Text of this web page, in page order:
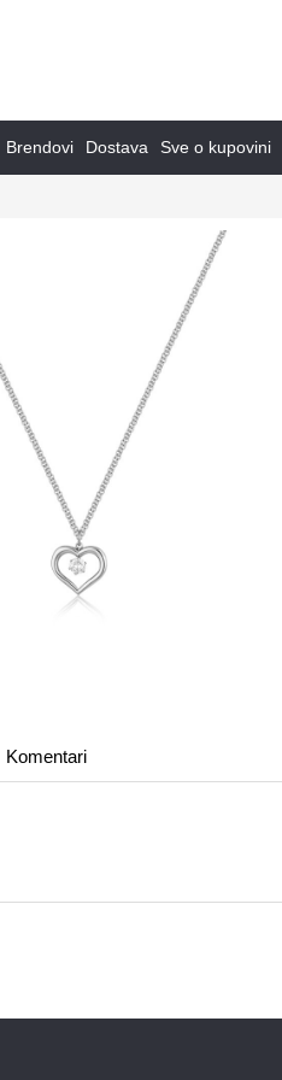
Brendovi Dostava Sve o kupovini
Komentari